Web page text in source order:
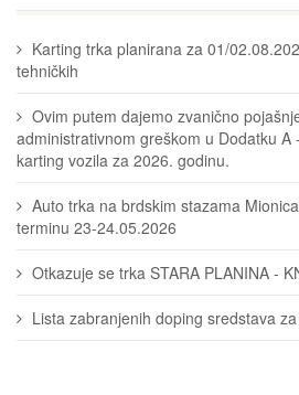
Karting trka planirana za 01/
tehničkih
Ovim putem dajemo zvanično
administrativnom greškom u Dodatku A
karting vozila za 2026. godinu.
Auto trka na brdskim stazama
terminu 23-24.05.2026
Otkazuje se trka STARA PLANINA -
Lista zabranjenih doping sredstava